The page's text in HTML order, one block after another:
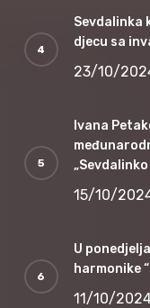
Sevdalinka
djecu sa
23/10/
Ivana
15/10/
U
harmonike
11/10/